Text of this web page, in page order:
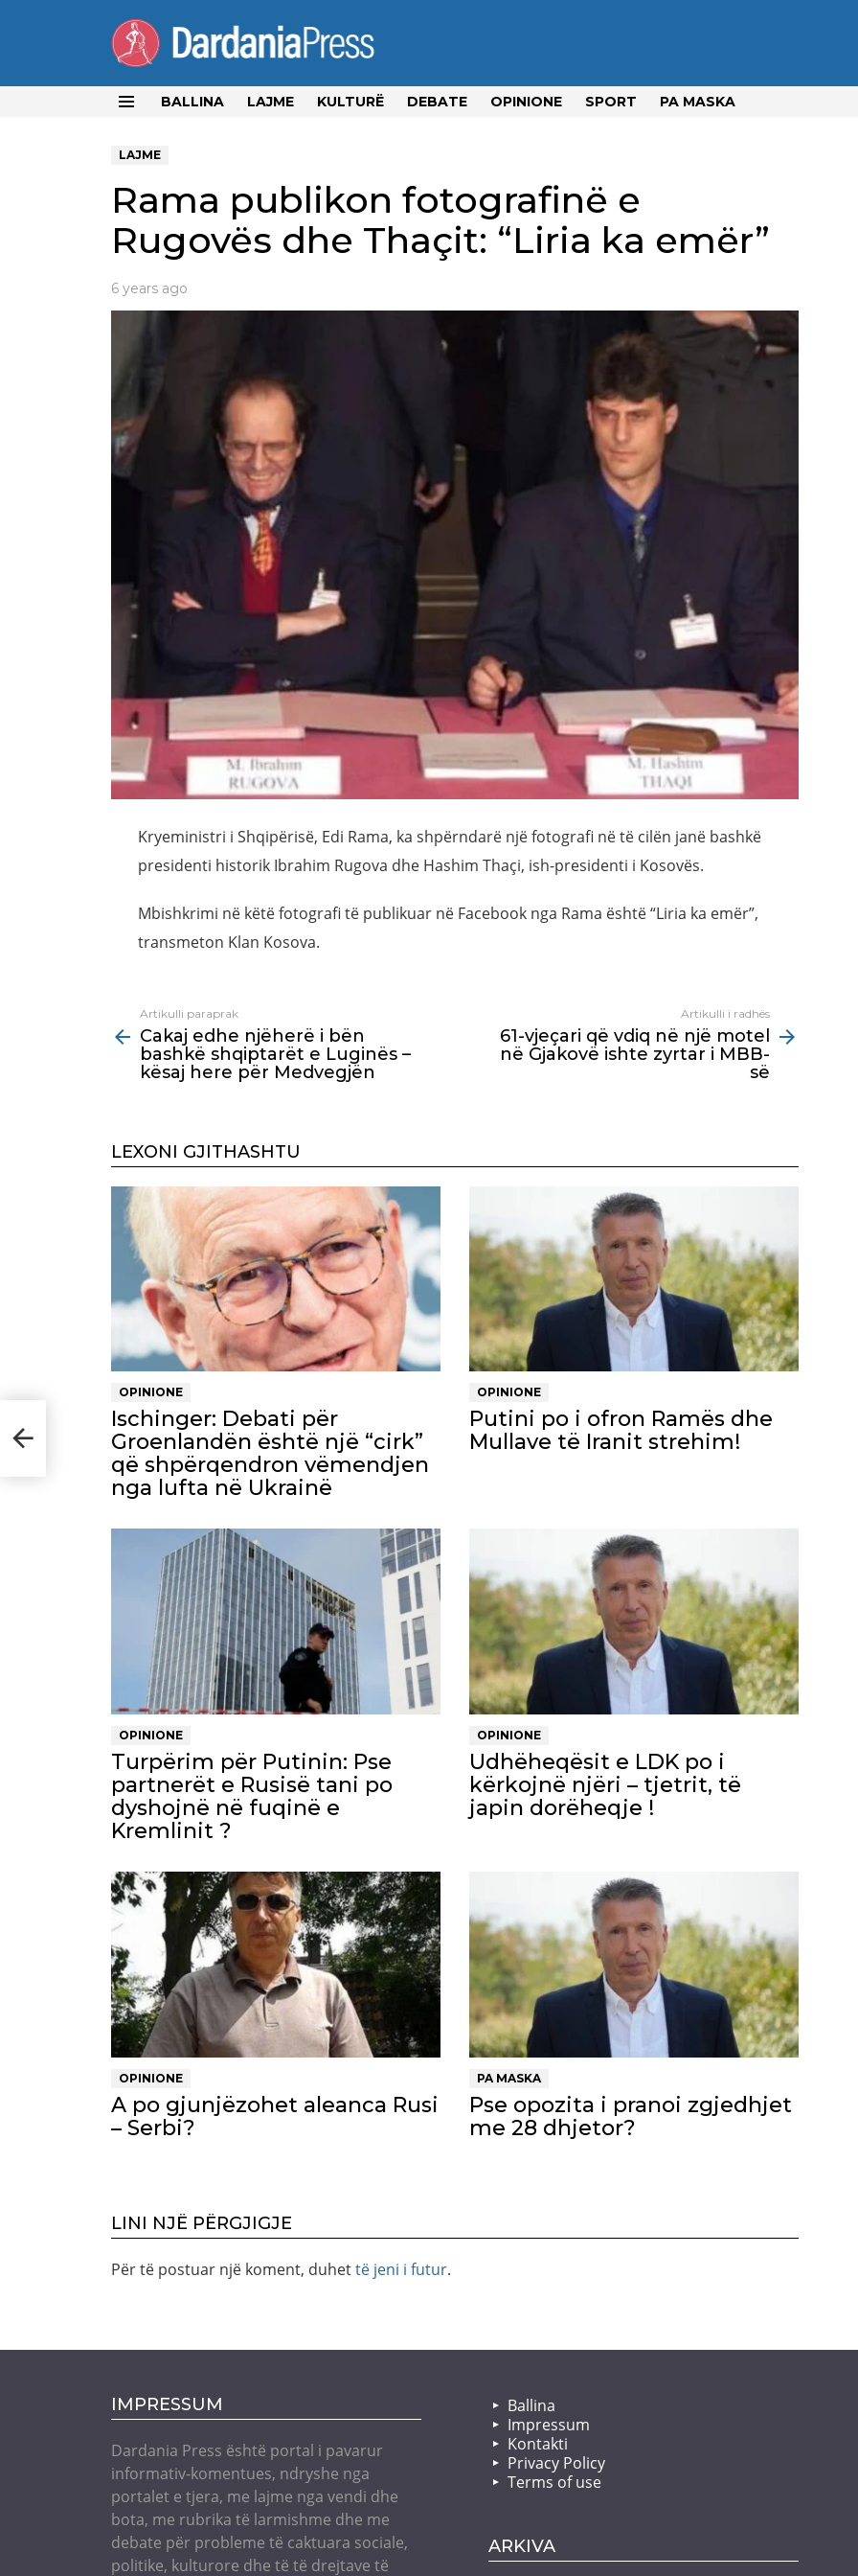
BALLINA LAJME KULTURË DEBATE OPINIONE SPORT PA MASKA
LAJME
Rama publikon fotografinë e
Rugovës dhe Thaçit: “Liria ka emër”
6 years ago
Kryeministri i Shqipërisë, Edi Rama, ka shpërndarë një fotografi në të cilën janë bashkë
presidenti historik Ibrahim Rugova dhe Hashim Thaçi, ish-presidenti i Kosovës.
Mbishkrimi në këtë fotografi të publikuar në Facebook nga Rama është “Liria ka emër”,
transmeton Klan Kosova.
more
Artikulli paraprak
Cakaj edhe njëherë i bën
bashkë shqiptarët e Luginës –
kësaj here për Medvegjën
Artikulli i radhës
61-vjeçari që vdiq në një motel
në Gjakovë ishte zyrtar i MBB-
së
LEXONI GJITHASHTU
OPINIONE
Ischinger: Debati për
Groenlandën është një “cirk”
që shpërqendron vëmendjen
nga lufta në Ukrainë
OPINIONE
Putini po i ofron Ramës dhe
Mullave të Iranit strehim!
OPINIONE
Turpërim për Putinin: Pse
partnerët e Rusisë tani po
dyshojnë në fuqinë e
Kremlinit ?
OPINIONE
Udhëheqësit e LDK po i
kërkojnë njëri – tjetrit, të
japin dorëheqje !
OPINIONE
A po gjunjëzohet aleanca Rusi
– Serbi?
PA MASKA
Pse opozita i pranoi zgjedhjet
me 28 dhjetor?
LINI NJË PËRGJIGJE
Për të postuar një koment, duhettë jeni i futur.
IMPRESSUM
Dardania Press është portal i pavarur
informativ-komentues, ndryshe nga
portalet e tjera, me lajme nga vendi dhe
bota, me rubrika të larmishme dhe me
debate për probleme të caktuara sociale,
politike, kulturore dhe të të drejtave të
Ballina
Impressum
Kontakti
Privacy Policy
Terms of use
ARKIVA